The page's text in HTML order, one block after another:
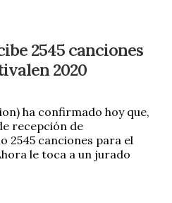
2545 canciones
2020
ha confirmado hoy que,
recepción de
2545 canciones para el
le toca a un jurado